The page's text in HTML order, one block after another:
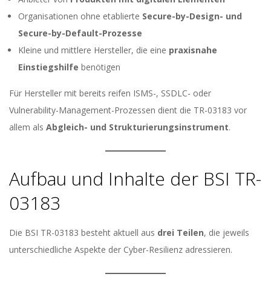
Organisationen ohne etablierte Secure-by-Design- und
Secure-by-Default-Prozesse
Kleine und mittlere Hersteller, die eine praxisnahe
Einstiegshilfe benötigen
Für Hersteller mit bereits reifen ISMS-, SSDLC- oder
Vulnerability-Management-Prozessen dient die TR-03183 vor
allem als Abgleich- und Strukturierungsinstrument.
Aufbau und Inhalte der BSI TR-
03183
Die BSI TR-03183 besteht aktuell aus drei Teilen, die jeweils
unterschiedliche Aspekte der Cyber-Resilienz adressieren.